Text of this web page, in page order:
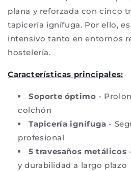
plana y reforzada con cinco
tapicería ignífuga. Por ello,
intensivo tanto en entornos
hostelería.
Características principales:
Soporte óptimo -
colchón
Tapicería ignífuga -
profesional
5 travesaños metálicos
y durabilidad a largo plazo